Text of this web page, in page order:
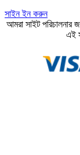
সাইন ইন করুন
আমরা সাইট পরিচালনার
এই